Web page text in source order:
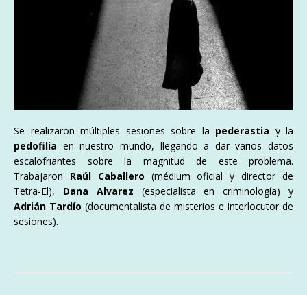
Se realizaron múltiples sesiones sobre la pederastia y la
pedofilia en nuestro mundo, llegando a dar varios datos
escalofriantes sobre la magnitud de este problema.
Trabajaron Raúl Caballero (médium oficial y director de
Tetra-El), Dana Alvarez (especialista en criminología) y
Adrián Tardío (documentalista de misterios e interlocutor de
sesiones).